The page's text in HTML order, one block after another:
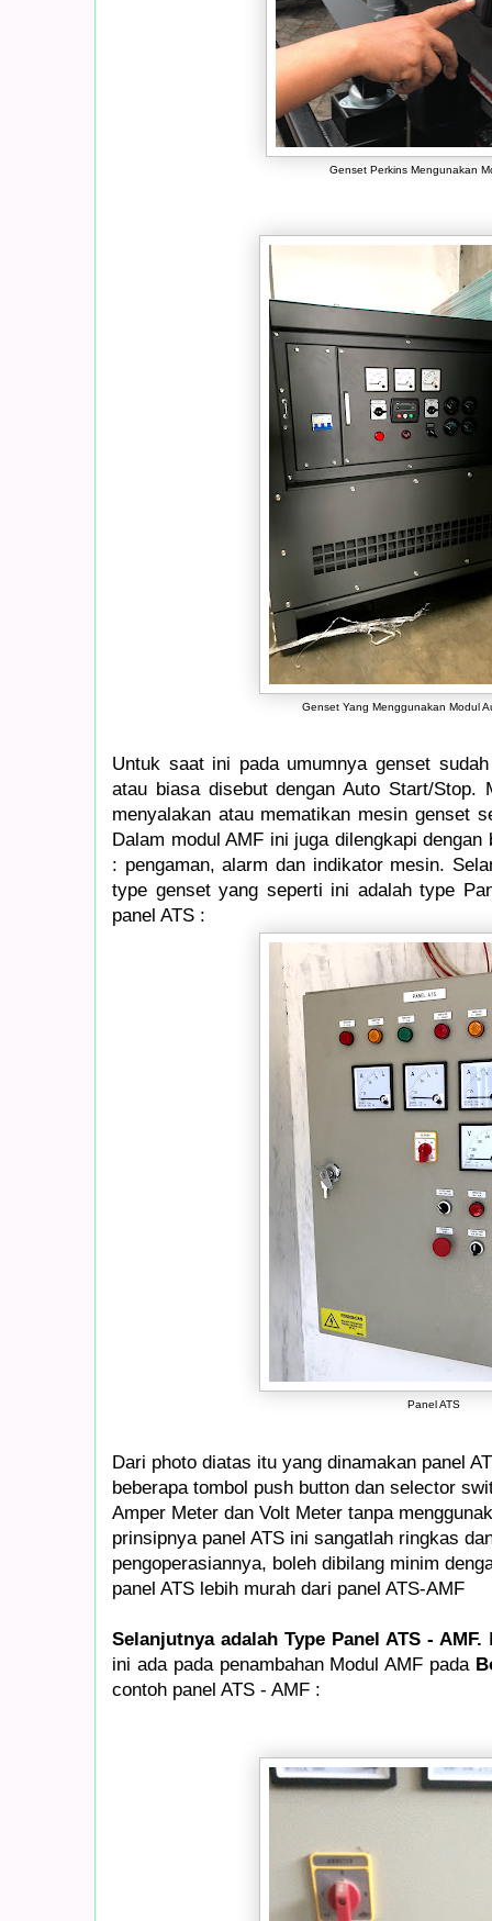
Genset Perkins Mengunakan
Genset Yang Menggunakan Modul
Untuk saat ini pada umumnya genset
atau biasa disebut dengan Auto Start/Stop.
menyalakan atau mematikan mesin genset
Dalam modul AMF ini juga dilengkapi
: pengaman, alarm dan indikator mesin.
type genset yang seperti ini adalah type
panel ATS :
Panel ATS
Dari photo diatas itu yang dinamakan panel
beberapa tombol push button dan selector
Amper Meter dan Volt Meter tanpa
prinsipnya panel ATS ini sangatlah ringkas
pengoperasiannya, boleh dibilang minim
panel ATS lebih murah dari panel ATS-AMF
Selanjutnya adalah Type Panel ATS - AMF.
ini ada pada penambahan Modul AMF pada
contoh panel ATS - AMF :